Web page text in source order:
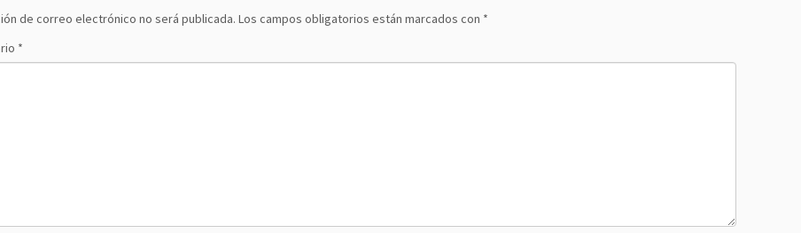
de correo electrónico no será publicada. Los campos obligatorios están marcados con *
*